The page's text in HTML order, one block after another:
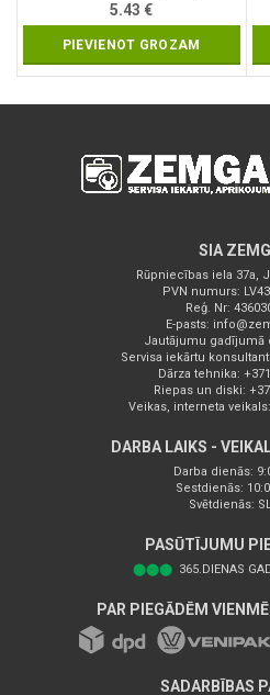
5.43€
PIEVIENOT GROZAM
SIA
Rūpniecības iela 37a,
PVN numurs:
Reģ. Nr:
E-pasts:
Jautājumu gadījumā
Servisa iekārtu
Dārza tehnika:
Riepas un diski:
Veikas, interneta
DARBA LAIKS -
Darba dienās:
Sestdienās:
Svētdienās:
PASŪTĪJUMU
⬤⬤⬤ 365.DIENAS
PAR PIEGĀDĒM
SADARBĪBAS